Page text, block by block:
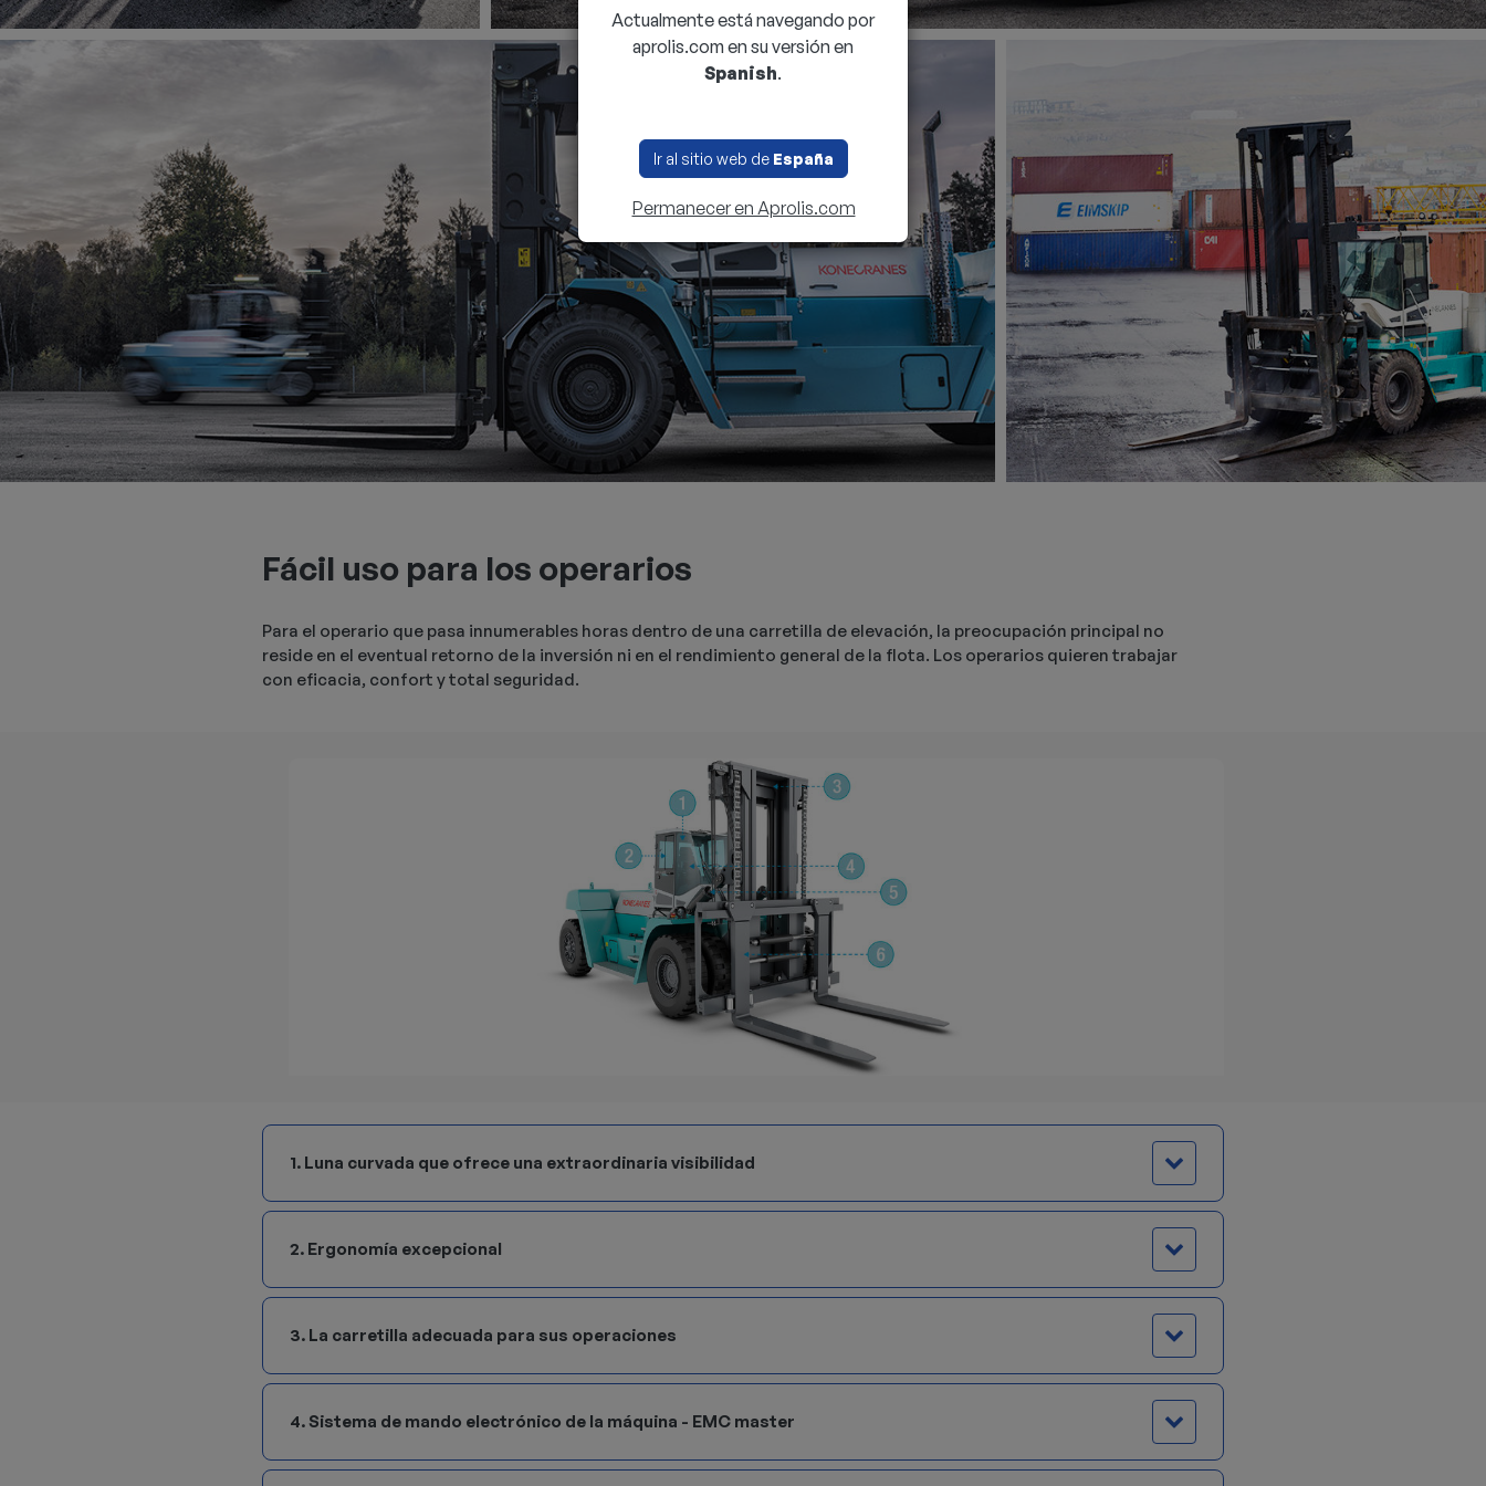
Fácil uso para los operarios
Para el operario que pasa innumerables horas dentro de una carretilla de elevación, la preocupación principal no
reside en el eventual retorno de la inversión ni en el rendimiento general de la flota. Los operarios quieren trabajar
con eficacia, confort y total seguridad.
1. Luna curvada que ofrece una extraordinaria visibilidad
2. Ergonomía excepcional
3. La carretilla adecuada para sus operaciones
4. Sistema de mando electrónico de la máquina - EMC master
Actualmente está navegando por
aprolis.com en su versión en
Spanish.
Ir al sitio web de España
Permanecer en Aprolis.com